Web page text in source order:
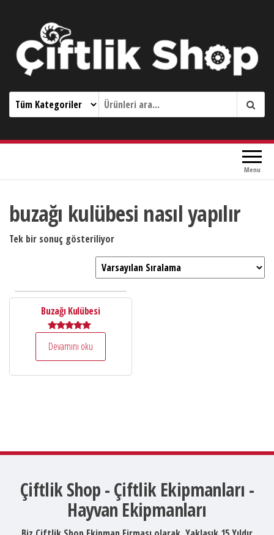
Çiftlik Shop 0533 644 3989
Menu
buzağı kulübesi nasıl yapılır
Tek bir sonuç gösteriliyor
Buzağı Kulübesi
5.00
Devamını oku
Çiftlik Shop - Çiftlik Ekipmanları -
Hayvan Ekipmanları